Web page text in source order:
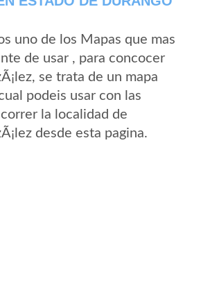
uno de los Mapas que mas
de usar , para concocer
se trata de un mapa
podeis usar con las
la localidad de
desde esta pagina.